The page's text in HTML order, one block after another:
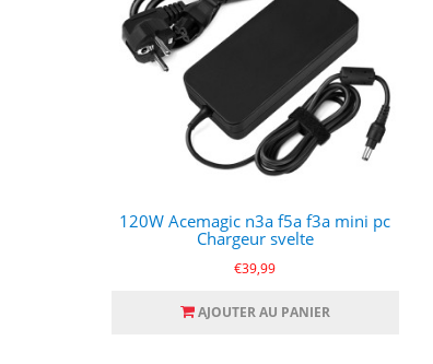
120W Acemagic n3a f5a f3a mini pc
Chargeur svelte
€39,99
AJOUTER AU PANIER